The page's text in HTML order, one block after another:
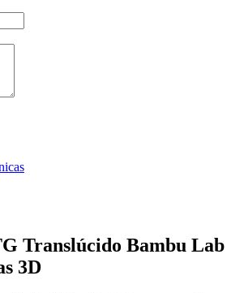
Translúcido Bambu Lab
3D